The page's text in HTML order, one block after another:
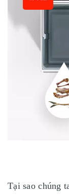
Tại sao chúng